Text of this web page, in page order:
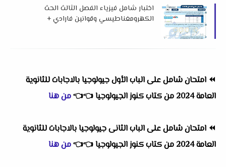
اختبار شامل فيزياء الفصل الثالث الحث
الكهرومغناطيسي وقوانين فارادي +
⏪ امتحان شامل على الباب الأول جيولوجيا بالاجابات للثانوية
العامة 2024 من كتاب كنوز الجيولوجيا
👈
👈من هنا
⏪ امتحان شامل على الباب الثانى جيولوجيا بالاجابات للثانوية
العامة 2024 من كتاب كنوز الجيولوجيا
👈
👈من هنا